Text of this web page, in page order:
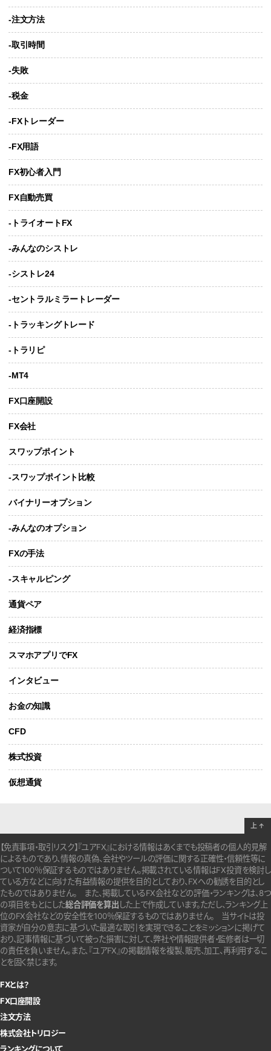
-注文方法
-取引時間
-失敗
-税金
-FXトレーダー
-FX用語
FX初心者入門
FX自動売買
-トライオートFX
-みんなのシストレ
-シストレ24
-セントラルミラートレーダー
-トラッキングトレード
-トラリピ
-MT4
FX口座開設
FX会社
スワップポイント
-スワップポイント比較
バイナリーオプション
-みんなのオプション
FXの手法
-スキャルピング
通貨ペア
経済指標
スマホアプリでFX
インタビュー
お金の知識
CFD
株式投資
仮想通貨
【免責事項・取引リスク】『ユアFX』における情報はあくまでも投稿者の個人的見解
によるものであり、情報の真偽、会社やツールの評価に関する正確性・信頼性等に
ついて100％保証するものではありません。掲載されている情報はFX投資を検討し
ている方などに向けた有益情報の提供を目的としており、FXへの勧誘を目的とし
たものではありません。 また、掲載しているFX会社などの評価・ランキングは、8つ
の項目をもとにした総合評価を算出 した上で作成しています。ただし、ランキング上
位のFX会社などの安全性を100％保証するものではありません。
当サイトは投
資家が自分の意志に基づいた最適な取引を実現できることをミッションに掲げて
おり、記事情報に基づいて被った損害に対して、弊社や情報提供者・監修者は一切
の責任を負いません。また、『ユアFX』の掲載情報を複製、販売、加工、再利用するこ
とを固く禁じます。
FXとは？
FX口座開設
注文方法
株式会社トリロジー
ランキングについて
上 ↑